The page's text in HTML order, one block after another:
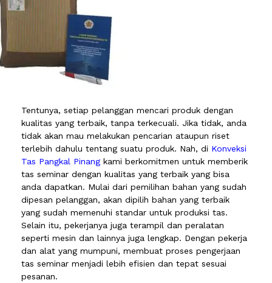
Tentunya, setiap pelanggan mencari produk dengan
kualitas yang terbaik, tanpa terkecuali. Jika tidak, anda
tidak akan mau melakukan pencarian ataupun riset
terlebih dahulu tentang suatu produk. Nah, di Konveksi
Tas Pangkal Pinang kami berkomitmen untuk memberik
tas seminar dengan kualitas yang terbaik yang bisa
anda dapatkan. Mulai dari pemilihan bahan yang sudah
dipesan pelanggan, akan dipilih bahan yang terbaik
yang sudah memenuhi standar untuk produksi tas.
Selain itu, pekerjanya juga terampil dan peralatan
seperti mesin dan lainnya juga lengkap. Dengan pekerja
dan alat yang mumpuni, membuat proses pengerjaan
tas seminar menjadi lebih efisien dan tepat sesuai
pesanan.